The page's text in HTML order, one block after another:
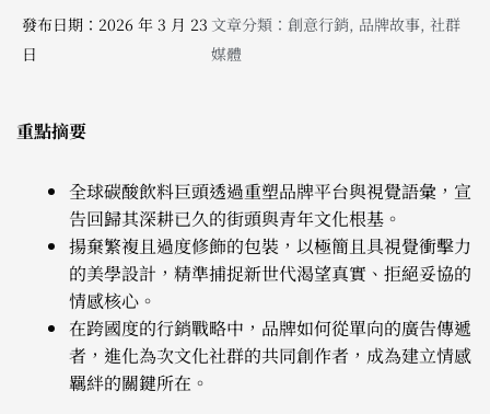
發布日期：2026 年 3 月 23
日
文章分類： 創意行銷, 品牌故事, 社群
媒體
重點摘要
全球碳酸飲料巨頭透過重塑品牌平台與視覺語彙，宣
告回歸其深耕已久的街頭與青年文化根基。
揚棄繁複且過度修飾的包裝，以極簡且具視覺衝擊力
的美學設計，精準捕捉新世代渴望真實、拒絕妥協的
情感核心。
在跨國度的行銷戰略中，品牌如何從單向的廣告傳遞
者，進化為次文化社群的共同創作者，成為建立情感
羈絆的關鍵所在。